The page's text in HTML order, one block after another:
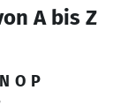
A bis Z
N O P